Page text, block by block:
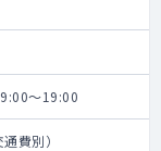
～19:00
費別）